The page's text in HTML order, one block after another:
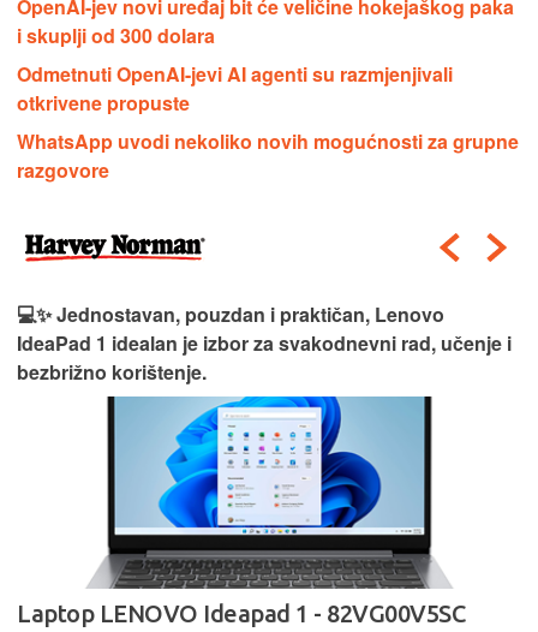
OpenAI-jev novi uređaj bit će veličine hokejaškog paka
i skuplji od 300 dolara
Odmetnuti OpenAI-jevi AI agenti su razmjenjivali
otkrivene propuste
WhatsApp uvodi nekoliko novih mogućnosti za grupne
razgovore
💻✨ Jednostavan, pouzdan i praktičan, Lenovo
IdeaPad 1 idealan je izbor za svakodnevni rad, učenje i
bezbrižno korištenje.
Laptop LENOVO Ideapad 1 - 82VG00V5SC